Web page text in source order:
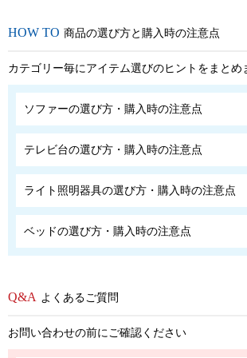
商品の選び方と購入時の注意点
カテゴリー毎にアイテム選びのヒントをまとめ
ソファーの選び方・購入時の注意点
テレビ台の選び方・購入時の注意点
ライト照明器具の選び方・購入時の注意点
ベッドの選び方・購入時の注意点
よくあるご質問
お問い合わせの前にご確認ください